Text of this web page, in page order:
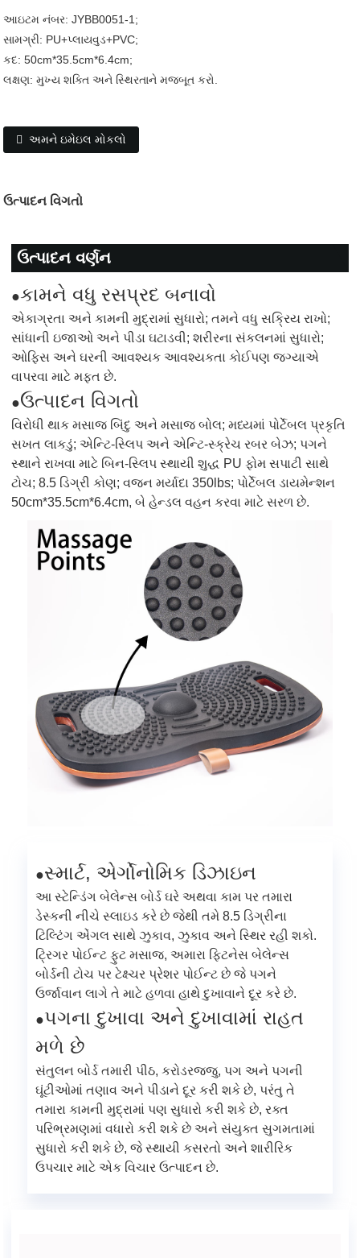
આઇટમ નંબર: JYBB0051-1;
સામગ્રી: PU+પ્લાયવુડ+PVC;
કદ: 50cm*35.5cm*6.4cm;
લક્ષણ: મુખ્ય શક્તિ અને સ્થિરતાને મજબૂત કરો.
અમને ઇમેઇલ મોકલો
ઉત્પાદન વિગતો
ઉત્પાદન વર્ણન
●કામને વધુ રસપ્રદ બનાવો
એકાગ્રતા અને કામની મુદ્રામાં સુધારો; તમને વધુ સક્રિય રાખો;
સાંધાની ઇજાઓ અને પીડા ઘટાડવી; શરીરના સંકલનમાં સુધારો;
ઓફિસ અને ઘરની આવશ્યક આવશ્યકતા કોઈપણ જગ્યાએ
વાપરવા માટે મફત છે.
●ઉત્પાદન વિગતો
વિરોધી થાક મસાજ બિંદુ અને મસાજ બોલ; મધ્યમાં પોર્ટેબલ પ્રકૃતિ
સખત લાકડું; એન્ટિ-સ્લિપ અને એન્ટિ-સ્ક્રેચ રબર બેઝ; પગને
સ્થાને રાખવા માટે બિન-સ્લિપ સ્થાયી શુદ્ધ PU ફોમ સપાટી સાથે
ટોચ; 8.5 ડિગ્રી કોણ; વજન મર્યાદા 350lbs; પોર્ટેબલ ડાયમેન્શન
50cm*35.5cm*6.4cm, બે હેન્ડલ વહન કરવા માટે સરળ છે.
●સ્માર્ટ, એર્ગોનોમિક ડિઝાઇન
આ સ્ટેન્ડિંગ બેલેન્સ બોર્ડ ઘરે અથવા કામ પર તમારા
ડેસ્કની નીચે સ્લાઇડ કરે છે જેથી તમે 8.5 ડિગ્રીના
ટિલ્ટિંગ એંગલ સાથે ઝુકાવ, ઝુકાવ અને સ્થિર રહી શકો.
ટ્રિગર પોઈન્ટ ફુટ મસાજ, અમારા ફિટનેસ બેલેન્સ
બોર્ડની ટોચ પર ટેક્ષ્ચર પ્રેશર પોઈન્ટ છે જે પગને
ઉર્જાવાન લાગે તે માટે હળવા હાથે દુખાવાને દૂર કરે છે.
●પગના દુખાવા અને દુખાવામાં રાહત
મળે છે
સંતુલન બોર્ડ તમારી પીઠ, કરોડરજ્જુ, પગ અને પગની
ઘૂંટીઓમાં તણાવ અને પીડાને દૂર કરી શકે છે, પરંતુ તે
તમારા કામની મુદ્રામાં પણ સુધારો કરી શકે છે, રક્ત
પરિભ્રમણમાં વધારો કરી શકે છે અને સંયુક્ત સુગમતામાં
સુધારો કરી શકે છે, જે સ્થાયી કસરતો અને શારીરિક
ઉપચાર માટે એક વિચાર ઉત્પાદન છે.